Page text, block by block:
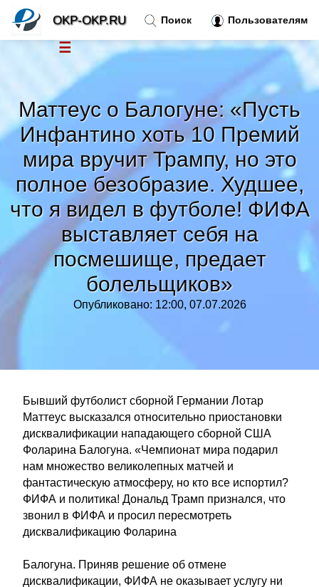
Маттеус о Балогуне: «Пусть
Инфантино хоть 10 Премий
мира вручит Трампу, но это
полное безобразие. Худшее,
что я видел в футболе! ФИФА
выставляет себя на
посмешище, предает
болельщиков»
Опубликовано: 12:00, 07.07.2026
Бывший футболист сборной Германии Лотар
Маттеус высказался относительно приостановки
дисквалификации нападающего сборной США
Фоларина Балогуна. «Чемпионат мира подарил
нам множество великолепных матчей и
фантастическую атмосферу, но кто все испортил?
ФИФА и политика! Дональд Трамп признался, что
звонил в ФИФА и просил пересмотреть
дисквалификацию Фоларина
Балогуна. Приняв решение об отмене
дисквалификации, ФИФА не оказывает услугу ни
Поиск Пользователям
OKP-OKP.RU
☰
Тренды новостей»
Рубрики»
Контакт